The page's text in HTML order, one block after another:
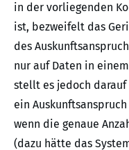
in der vorliegenden
ist, bezweifelt das
des
nur auf Daten in
stellt es jedoch darauf
ein
wenn die genaue
(dazu hätte das